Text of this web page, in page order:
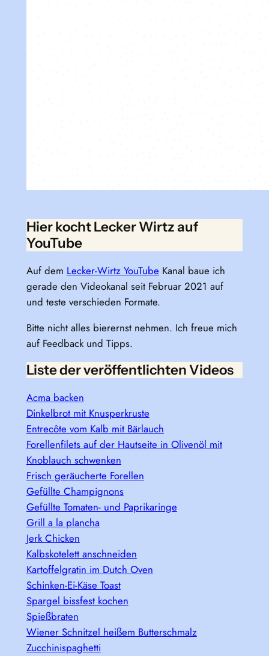
Hier kocht Lecker Wirtz auf
YouTube
Auf dem Lecker-Wirtz YouTube Kanal baue ich
gerade den Videokanal seit Februar 2021 auf
und teste verschieden Formate.
Bitte nicht alles bierernst nehmen. Ich freue mich
auf Feedback und Tipps.
Liste der veröffentlichten Videos
Acma backen
Dinkelbrot mit Knusperkruste
Entrecôte vom Kalb mit Bärlauch
Forellenfilets auf der Hautseite in Olivenöl mit
Knoblauch schwenken
Frisch geräucherte Forellen
Gefüllte Champignons
Gefüllte Tomaten- und Paprikaringe
Grill a la plancha
Jerk Chicken
Kalbskotelett anschneiden
Kartoffelgratin im Dutch Oven
Schinken-Ei-Käse Toast
Spargel bissfest kochen
Spießbraten
Wiener Schnitzel heißem Butterschmalz
Zucchinispaghetti